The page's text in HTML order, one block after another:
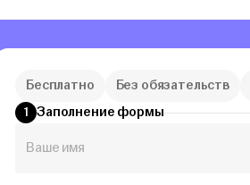
Бесплатно Без обязательств
1 Заполнение формы